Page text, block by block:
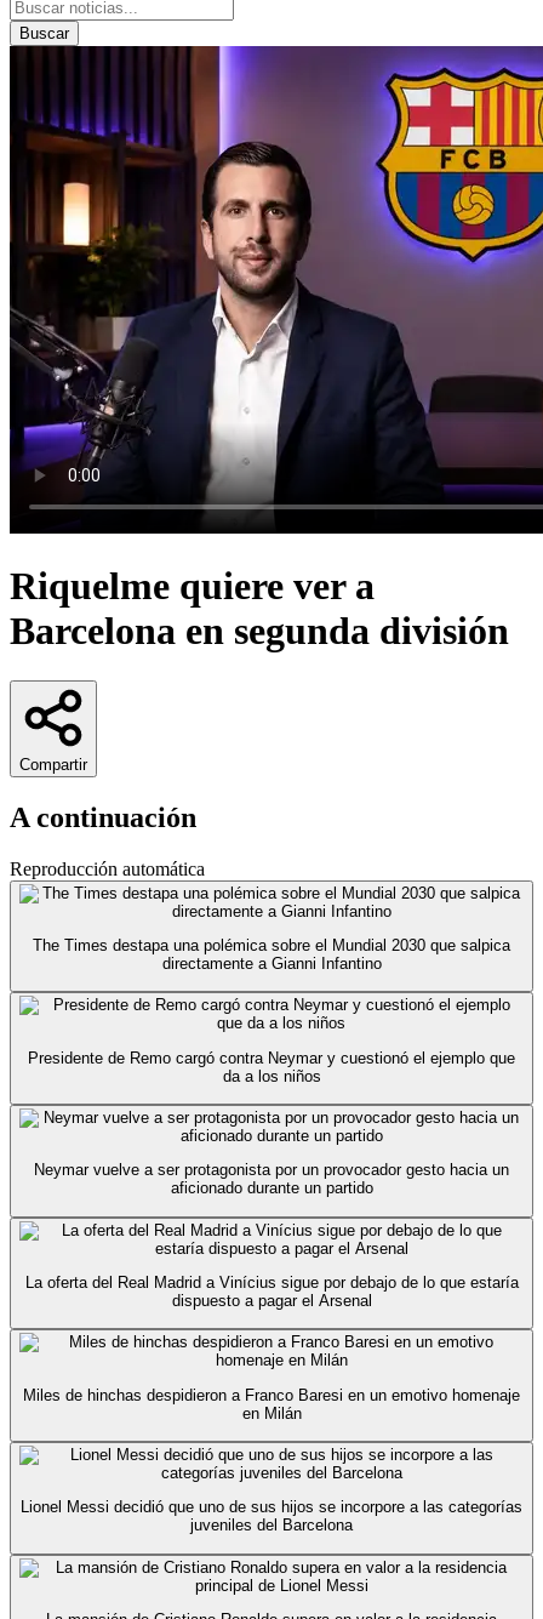
Buscar
Riquelme quiere ver a
Barcelona en segunda división
Compartir
A continuación
Reproducción automática
The Times destapa una polémica sobre el Mundial 2030 que salpica
directamente a Gianni Infantino
Presidente de Remo cargó contra Neymar y cuestionó el ejemplo que
da a los niños
Neymar vuelve a ser protagonista por un provocador gesto hacia un
aficionado durante un partido
La oferta del Real Madrid a Vinícius sigue por debajo de lo que estaría
dispuesto a pagar el Arsenal
Miles de hinchas despidieron a Franco Baresi en un emotivo homenaje
en Milán
Lionel Messi decidió que uno de sus hijos se incorpore a las categorías
juveniles del Barcelona